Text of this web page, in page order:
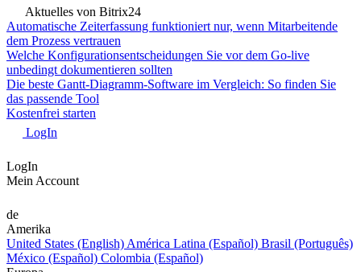
Aktuelles von Bitrix24
Automatische Zeiterfassung funktioniert nur, wenn Mitarbeitende
dem Prozess vertrauen
Welche Konfigurationsentscheidungen Sie vor dem Go-live
unbedingt dokumentieren sollten
Die beste Gantt-Diagramm-Software im Vergleich: So finden Sie
das passende Tool
Kostenfrei starten
LogIn
LogIn
Mein Account
de
Amerika
United States (English) América Latina (Español) Brasil (Português)
México (Español) Colombia (Español)